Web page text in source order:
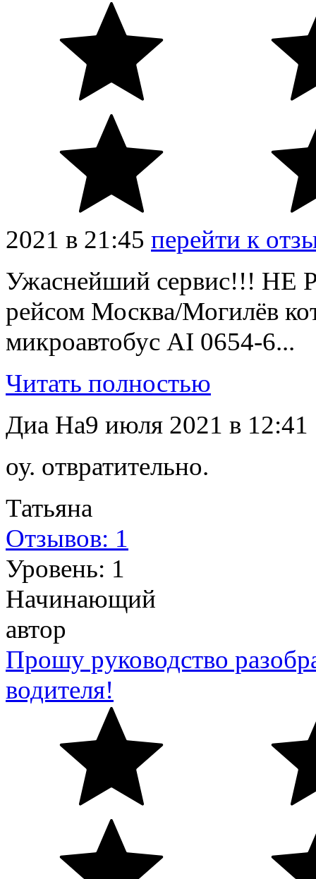
2021 в 21:45 перейти к
Ужаснейший сервис!!!
рейсом Москва/Могилёв
микроавтобус AI 0654-6...
Читать полностью
Диа На9 июля 2021 в 12:41
оу. отвратительно.
Татьяна
Отзывов: 1
Уровень: 1
Начинающий
автор
Прошу руководство
водителя!